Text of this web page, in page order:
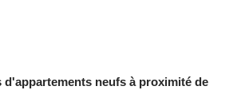
d'appartements neufs à proximité de